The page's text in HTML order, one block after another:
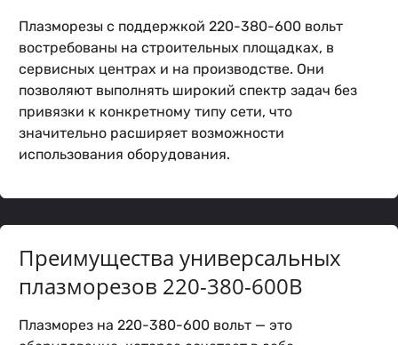
Плазморезы с поддержкой 220-380-600 вольт
востребованы на строительных площадках, в
сервисных центрах и на производстве. Они
позволяют выполнять широкий спектр задач без
привязки к конкретному типу сети, что
значительно расширяет возможности
использования оборудования.
Преимущества универсальных
плазморезов 220-380-600В
Плазморез на 220-380-600 вольт — это